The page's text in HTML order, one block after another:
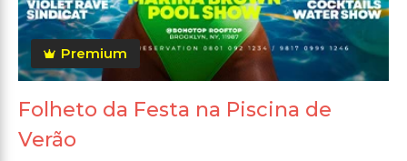
Premium
Folheto da Festa na Piscina de
Verão